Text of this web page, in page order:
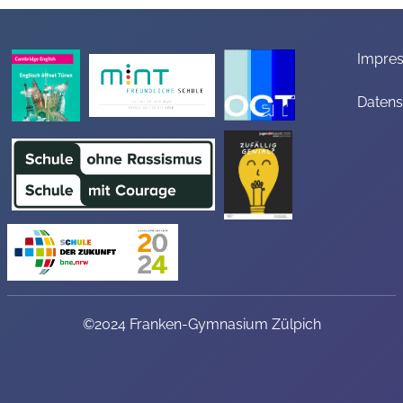
©2024 Franken-Gymnasium Zülpich